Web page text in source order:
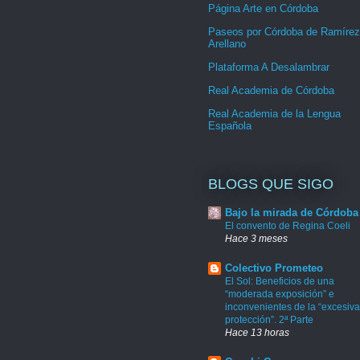
Página Arte en Córdoba
Paseos por Córdoba de
Arellano
Plataforma A Desalambrar
Real Academia de Córdoba
Real Academia de la Lengua
Española
BLOGS QUE SIGO
Bajo la mirada de Córdoba
El convento de Regina Coeli
Hace 3 meses
Colectivo Prometeo
El Sol: Beneficios de una
“moderada exposición” e
inconvenientes de la “excesiva
protección”. 2ª Parte
Hace 13 horas